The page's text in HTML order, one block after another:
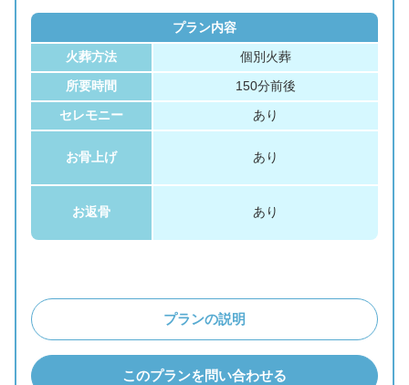
プラン内容
火葬方法 個別火葬
所要時間 150分前後
セレモニー あり
お骨上げ あり
お返骨 あり
プランの説明
このプランを問い合わせる